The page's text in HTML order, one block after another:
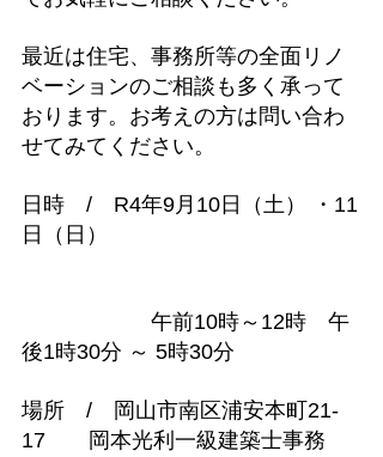
最近は住宅、事務所等の全面リノ
ベーションのご相談も多く承って
おります。お考えの方は問い合わ
せてみてください。
日時　/　R4年9月10日（土） ・11
日（日）
午前10時～12時　午
後1時30分 ～ 5時30分
場所　/　岡山市南区浦安本町21-
17　　岡本光利一級建築士事務